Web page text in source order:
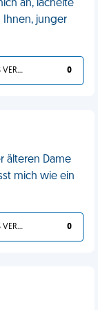
an, lächelte
Ihnen, junger
DU HAST ES VERDIENT 0
älteren Dame
mich wie ein
DU HAST ES VERDIENT 0